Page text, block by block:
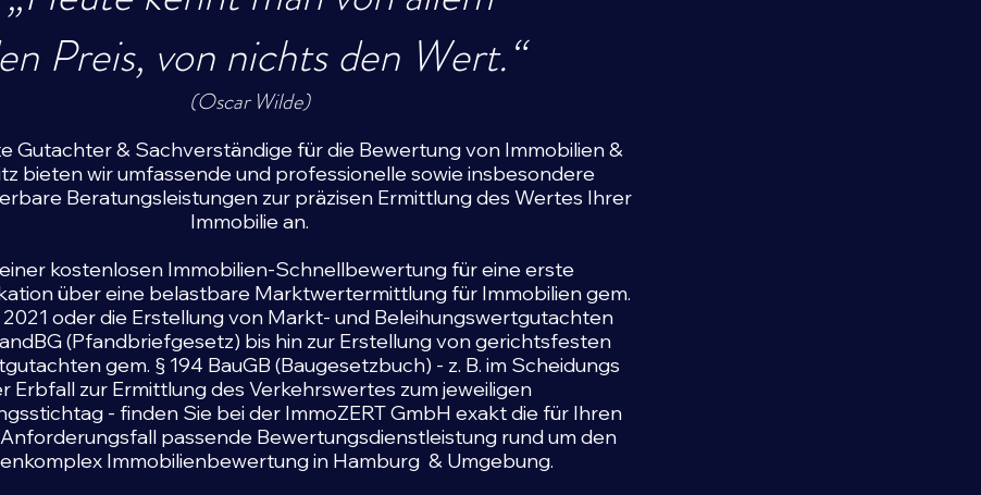
Preis, von nichts den Wert.“
(Oscar Wilde)
Gutachter & Sachverständige für die Bewertung von Immobilien &
bieten wir umfassende und professionelle sowie insbesondere
Beratungsleistungen zur präzisen Ermittlung des Wertes Ihrer
Immobilie an.
kostenlosen Immobilien-Schnellbewertung für eine erste
über eine belastbare Marktwertermittlung für Immobilien gem.
oder die Erstellung von Markt- und Beleihungswertgutachten
(Pfandbriefgesetz) bis hin zur Erstellung von gerichtsfesten
gem. § 194 BauGB (Baugesetzbuch) - z. B. im Scheidungs
Erbfall zur Ermittlung des Verkehrswertes zum jeweiligen
- finden Sie bei der ImmoZERT GmbH exakt die für Ihren
passende Bewertungsdienstleistung rund um den
Immobilienbewertung in Hamburg & Umgebung.